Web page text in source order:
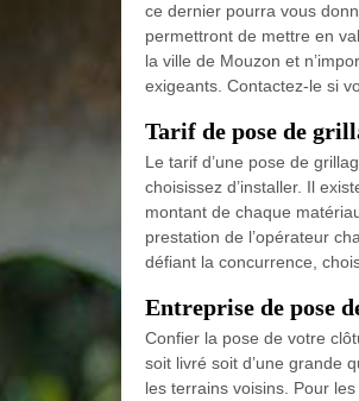
ce dernier pourra vous
permettront de mettre en
la ville de Mouzon et
exigeants. Contactez-le si
Tarif de pose de
Le tarif d’une pose de
choisissez d’installer. Il
montant de chaque
prestation de l’opérateur
défiant la concurrence,
Entreprise de pose
Confier la pose de votre
soit livré soit d’une grande
les terrains voisins. Pour